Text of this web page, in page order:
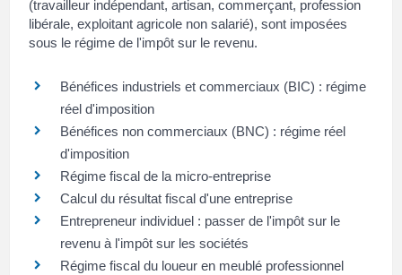
(travailleur indépendant, artisan, commerçant, profession
libérale, exploitant agricole non salarié), sont imposées
sous le régime de l'impôt sur le revenu.
Bénéfices industriels et commerciaux (BIC) : régime
réel d'imposition
Bénéfices non commerciaux (BNC) : régime réel
d'imposition
Régime fiscal de la micro-entreprise
Calcul du résultat fiscal d'une entreprise
Entrepreneur individuel : passer de l'impôt sur le
revenu à l'impôt sur les sociétés
Régime fiscal du loueur en meublé professionnel